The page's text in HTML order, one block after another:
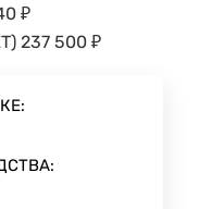
₽
237 500 ₽